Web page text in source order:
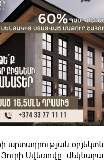
արտադրության
Սվետովը